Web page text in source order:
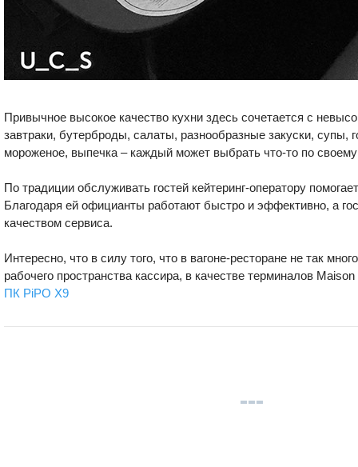
Привычное высокое качество кухни здесь сочетается с
завтраки, бутерброды, салаты, разнообразные закуски, супы,
мороженое, выпечка – каждый может выбрать что-то по
По традиции обслуживать гостей кейтеринг-оператору
Благодаря ей официанты работают быстро и эффективно, а
качеством сервиса.
Интересно, что в силу того, что в вагоне-ресторане не так
рабочего пространства кассира, в качестве терминалов
ПК PiPO X9